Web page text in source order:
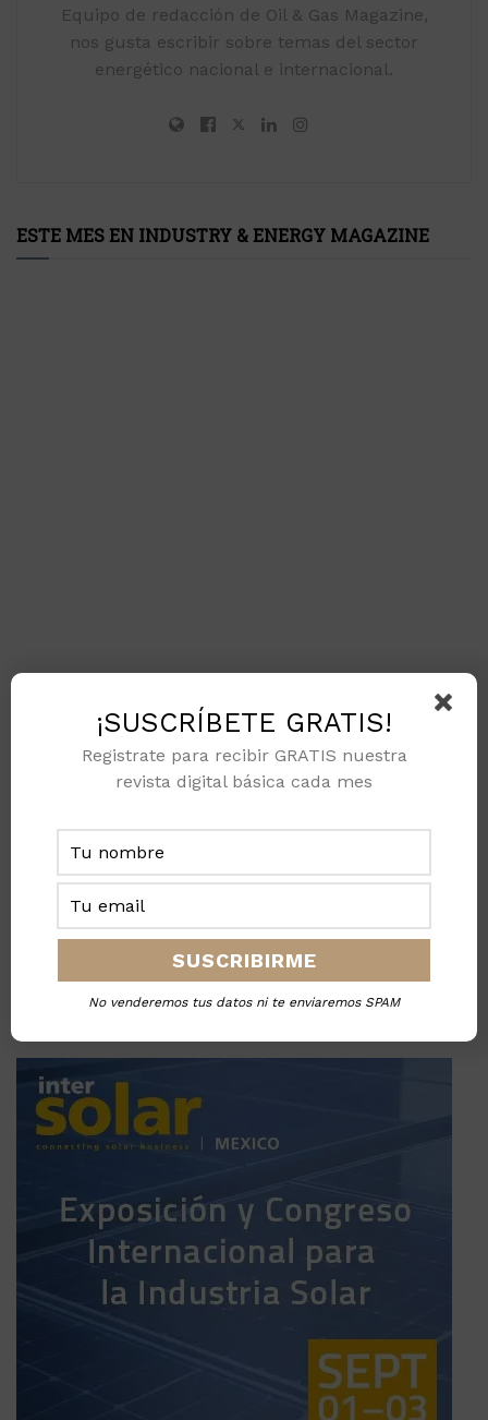
Equipo de redacción de Oil & Gas Magazine,
nos gusta escribir sobre temas del sector
energético nacional e internacional.
ESTE MES EN INDUSTRY & ENERGY MAGAZINE
¡SUSCRÍBETE GRATIS!
Registrate para recibir GRATIS nuestra
revista digital básica cada mes
No venderemos tus datos ni te enviaremos SPAM